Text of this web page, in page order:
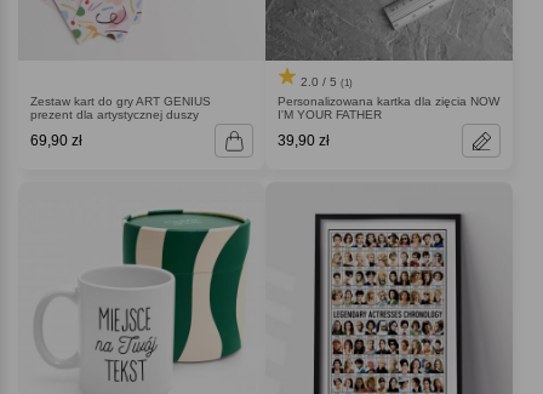
Zestaw kart do gry ART GENIUS
prezent dla artystycznej duszy
69,90 zł
2.0 / 5 (1)
Personalizowana kartka dla zięcia NOW
I'M YOUR FATHER
39,90 zł